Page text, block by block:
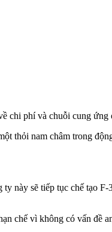
chi phí và chuỗi cung ứng
thỏi nam châm trong
này sẽ tiếp tục chế tạo
chế vì không có vấn đề